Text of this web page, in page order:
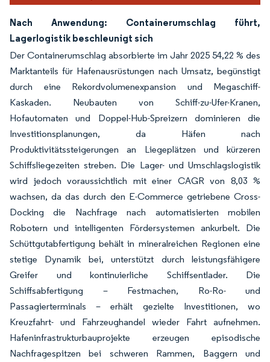
Nach Anwendung: Containerumschlag führt,
Lagerlogistik beschleunigt sich
Der Containerumschlag absorbierte im Jahr 2025 54,22 % des
Marktanteils für Hafenausrüstungen nach Umsatz, begünstigt
durch eine Rekordvolumenexpansion und Megaschiff-
Kaskaden. Neubauten von Schiff-zu-Ufer-Kranen,
Hofautomaten und Doppel-Hub-Spreizern dominieren die
Investitionsplanungen, da Häfen nach
Produktivitätssteigerungen an Liegeplätzen und kürzeren
Schiffsliegezeiten streben. Die Lager- und Umschlagslogistik
wird jedoch voraussichtlich mit einer CAGR von 8,03 %
wachsen, da das durch den E-Commerce getriebene Cross-
Docking die Nachfrage nach automatisierten mobilen
Robotern und intelligenten Fördersystemen ankurbelt. Die
Schüttgutabfertigung behält in mineralreichen Regionen eine
stetige Dynamik bei, unterstützt durch leistungsfähigere
Greifer und kontinuierliche Schiffsentlader. Die
Schiffsabfertigung – Festmachen, Ro-Ro- und
Passagierterminals – erhält gezielte Investitionen, wo
Kreuzfahrt- und Fahrzeughandel wieder Fahrt aufnehmen.
Hafeninfrastrukturbauprojekte erzeugen episodische
Nachfragespitzen bei schweren Rammen, Baggern und